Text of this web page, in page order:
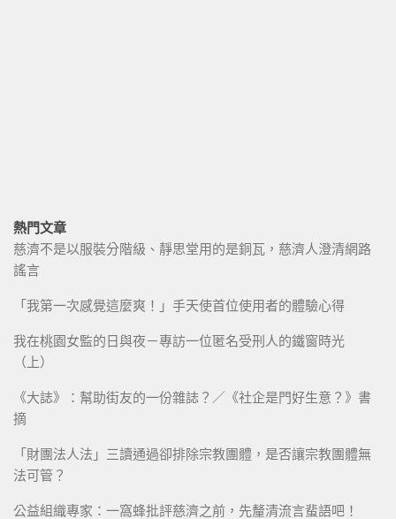
熱門文章
慈濟不是以服裝分階級、靜思堂用的是銅瓦，慈濟人澄清網路
謠言
「我第一次感覺這麼爽！」手天使首位使用者的體驗心得
我在桃園女監的日與夜－專訪一位匿名受刑人的鐵窗時光
（上）
《大誌》：幫助街友的一份雜誌？／《社企是門好生意？》書
摘
「財團法人法」三讀通過卻排除宗教團體，是否讓宗教團體無
法可管？
公益組織專家：一窩蜂批評慈濟之前，先釐清流言蜚語吧！